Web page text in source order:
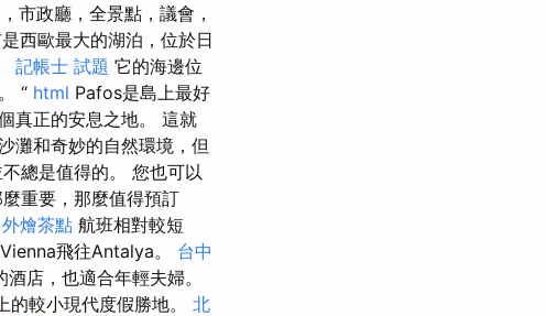
市政廳，全景點，議會，
西歐最大的湖泊，位於日
記帳士 試題 它的海邊位
“ html Pafos是島上最好
真正的安息之地。 這就
灘和奇妙的自然環境，但
總是值得的。 您也可以
重要，那麼值得預訂
外燴茶點 航班相對較短
飛往Antalya。 台中
店，也適合年輕夫婦。
較小現代度假勝地。 北